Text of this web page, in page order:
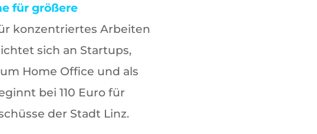
für größere
konzentriertes Arbeiten
sich an Startups,
Home Office und als
bei 110 Euro für
der Stadt Linz.